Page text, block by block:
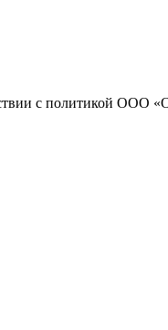
с политикой ООО